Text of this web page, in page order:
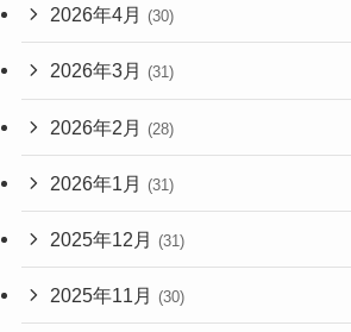
2026年4月 (30)
2026年3月 (31)
2026年2月 (28)
2026年1月 (31)
2025年12月 (31)
2025年11月 (30)